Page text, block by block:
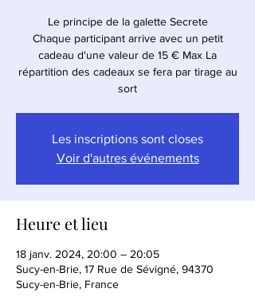
Le principe de la galette Secrete
Chaque participant arrive avec un petit
cadeau d'une valeur de 15 € Max La
répartition des cadeaux se fera par tirage au
sort
Les inscriptions sont closes
Voir d'autres événements
Heure et lieu
18 janv. 2024, 20:00 – 20:05
Sucy-en-Brie, 17 Rue de Sévigné, 94370
Sucy-en-Brie, France